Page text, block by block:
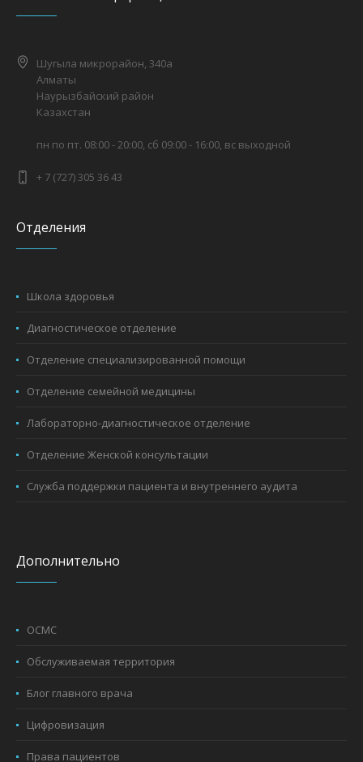
Шугыла микрорайон, 340а
Алматы
Наурызбайский район
Казахстан
пн по пт. 08:00 - 20:00, сб 09:00 - 16:00, вс выходной
+ 7 (727) 305 36 43
Отделения
Школа здоровья
Диагностическое отделение
Отделение специализированной помощи
Отделение семейной медицины
Лабораторно-диагностическое отделение
Отделение Женской консультации
Служба поддержки пациента и внутреннего аудита
Дополнительно
ОСМС
Обслуживаемая территория
Блог главного врача
Цифровизация
Права пациентов